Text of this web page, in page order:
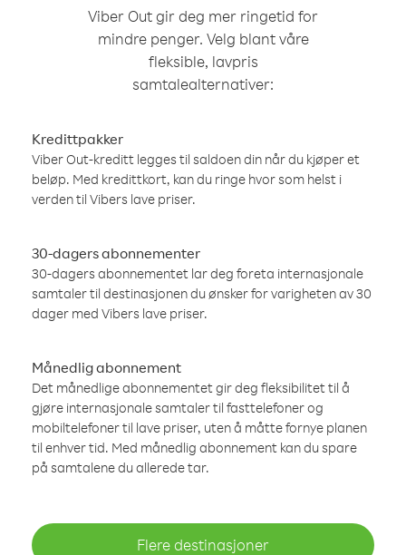
Viber Out gir deg mer ringetid for
mindre penger. Velg blant våre
fleksible, lavpris
samtalealternativer:
Kredittpakker
Viber Out-kreditt legges til saldoen din når du kjøper et
beløp. Med kredittkort, kan du ringe hvor som helst i
verden til Vibers lave priser.
30-dagers abonnementer
30-dagers abonnementet lar deg foreta internasjonale
samtaler til destinasjonen du ønsker for varigheten av 30
dager med Vibers lave priser.
Månedlig abonnement
Det månedlige abonnementet gir deg fleksibilitet til å
gjøre internasjonale samtaler til fasttelefoner og
mobiltelefoner til lave priser, uten å måtte fornye planen
til enhver tid. Med månedlig abonnement kan du spare
på samtalene du allerede tar.
Flere destinasjoner